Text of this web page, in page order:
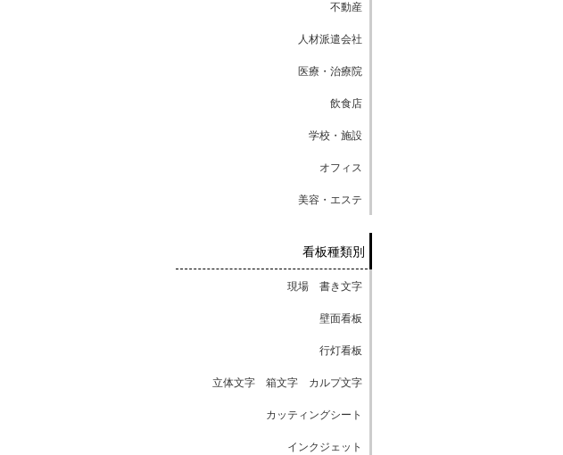
不動産
人材派遣会社
医療・治療院
飲食店
学校・施設
オフィス
美容・エステ
看板種類別
現場 書き文字
壁面看板
行灯看板
立体文字 箱文字 カルプ文字
カッティングシート
インクジェット